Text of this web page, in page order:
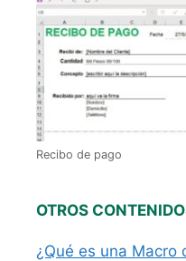
Recibo de pago
OTROS
¿Qué es una Macro